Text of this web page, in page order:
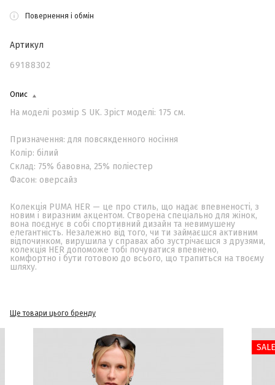
Повернення і обмін
Артикул
69188302
Опис
На моделі розмір S UK. Зріст моделі: 175 см.
Призначення: для повсякденного носіння
Колір: білий
Склад: 75% бавовна, 25% поліестер
Фасон: оверсайз
Колекція PUMA HER — це про стиль, що надає впевненості, з
новим і виразним акцентом. Створена спеціально для жінок,
вона поєднує в собі спортивний дизайн та невимушену
елегантність. Незалежно від того, чи ти займаєшся активним
відпочинком, вирушила у справах або зустрічаєшся з друзями,
колекція HER допоможе тобі почуватися впевнено,
комфортно і бути готовою до всього, що трапиться на твоєму
шляху.
Ще товари цього бренду
SALE